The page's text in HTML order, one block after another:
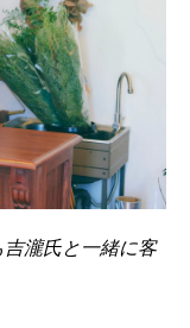
瀧氏と一緒に客